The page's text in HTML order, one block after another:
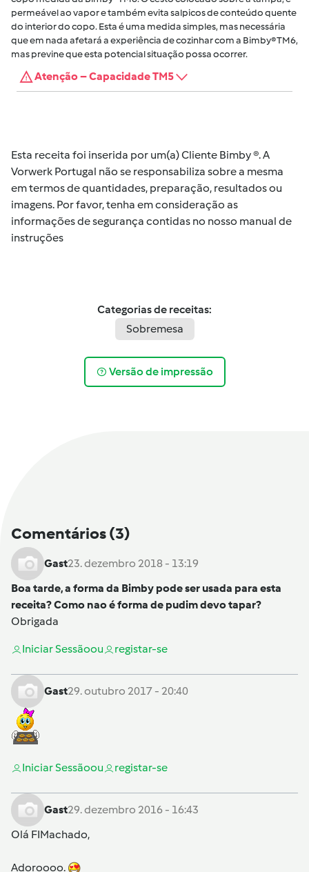
permeável ao vapor e também evita salpicos de conteúdo quente
do interior do copo. Esta é uma medida simples, mas necessária
que em nada afetará a experiência de cozinhar com a Bimby® TM6,
mas previne que esta potencial situação possa ocorrer.
Atenção – Capacidade TM5
Esta receita foi inserida por um(a) Cliente Bimby ®. A
Vorwerk Portugal não se responsabiliza sobre a mesma
em termos de quantidades, preparação, resultados ou
imagens. Por favor, tenha em consideração as
informações de segurança contidas no nosso manual de
instruções
Categorias de receitas:
Sobremesa
Versão de impressão
Comentários(3)
Gast23. dezembro 2018 - 13:19
Boa tarde, a forma da Bimby pode ser usada para esta
receita? Como nao é forma de pudim devo tapar?
Obrigada
Iniciar Sessãoou registar-se
Gast29. outubro 2017 - 20:40
Iniciar Sessãoou registar-se
Gast29. dezembro 2016 - 16:43
Olá FIMachado,
Adoroooo.